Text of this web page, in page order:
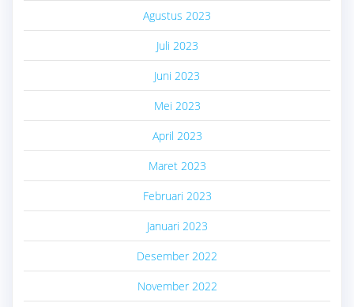
Agustus 2023
Juli 2023
Juni 2023
Mei 2023
April 2023
Maret 2023
Februari 2023
Januari 2023
Desember 2022
November 2022